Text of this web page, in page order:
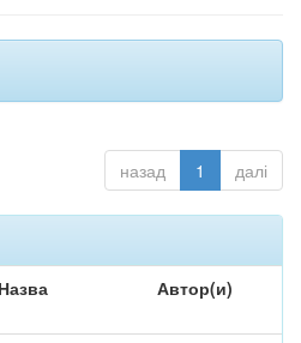
назад 1 далі
Назва Автор(и)